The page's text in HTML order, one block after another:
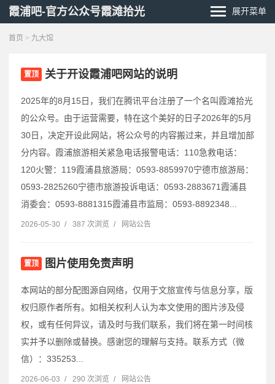
霞浦吧-官方公众号霞滩拾光 展开菜单
首页 > 九大馆
置顶 关于开设霞浦吧网站的说明
2025年的8月15日，我们在腾讯平台注册了一个名叫霞滩拾光
的公众号。由于运营需要，特在这个美好的日子2026年的5月
30日，决定开设此网站，将公众号的内容搬过来，并且增加部
分内容。霞浦旅游相关紧急电话报警电话：110急救电话：
120火警：119霞浦县旅游局：0593-8859970宁德市旅游局：
0593-2825260宁德市旅游投诉电话：0593-2883671霞浦县
消委会：0593-8881315霞浦县市监局：0593-8892348...
2026-05-30 / 387 次浏览 / 网站公告
置顶 图片使用免责声明
本网站的部分配图源自网络，仅用于文旅宣传与信息分享，版
权归原作者所有。如相关权利人认为本文使用的图片涉及侵
权，或有任何异议，请及时与我们联系，我们将在第一时间核
实并予以删除或替换。感谢您的理解与支持。联系方式（微
信）：335253...
2026-06-03 / 290 次浏览 / 网站公告